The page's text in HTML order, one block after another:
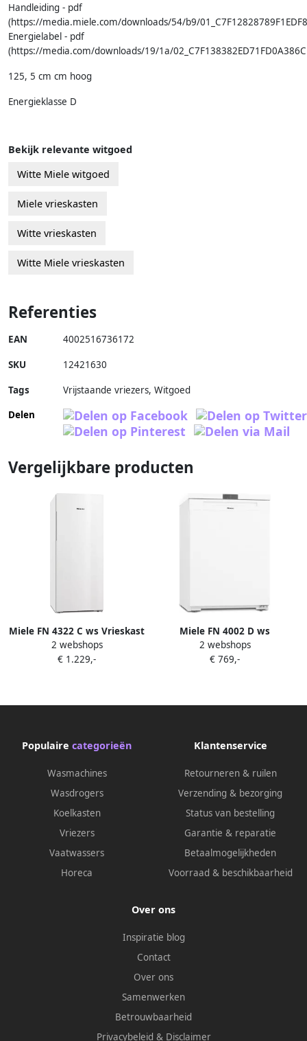
Handleiding - pdf
(https://media.miele.com/downloads/54/b9/
Energielabel - pdf
(https://media.com/downloads/19/1a/
125, 5 cm cm hoog
Energieklasse D
Bekijk relevante witgoed
Witte Miele witgoed
Miele vrieskasten
Witte vrieskasten
Witte Miele vrieskasten
Referenties
EAN 4002516736172
SKU 12421630
Tags
Vrijstaande vriezers, Witgoed
Delen
Vergelijkbare producten
Miele FN 4322 C ws Vrieskast
Wit
2 webshops
€ 1.229,-
Miele FN 4002 D ws
Vrijstaande diepvrieskast
Wit
2 webshops
€ 769,-
Populaire categorieën
Wasmachines
Wasdrogers
Koelkasten
Vriezers
Vaatwassers
Horeca
Klantenservice
Retourneren & ruilen
Verzending & bezorging
Status van bestelling
Garantie & reparatie
Betaalmogelijkheden
Voorraad & beschikbaarheid
Over ons
Inspiratie blog
Contact
Over ons
Samenwerken
Betrouwbaarheid
Privacybeleid & Disclaimer